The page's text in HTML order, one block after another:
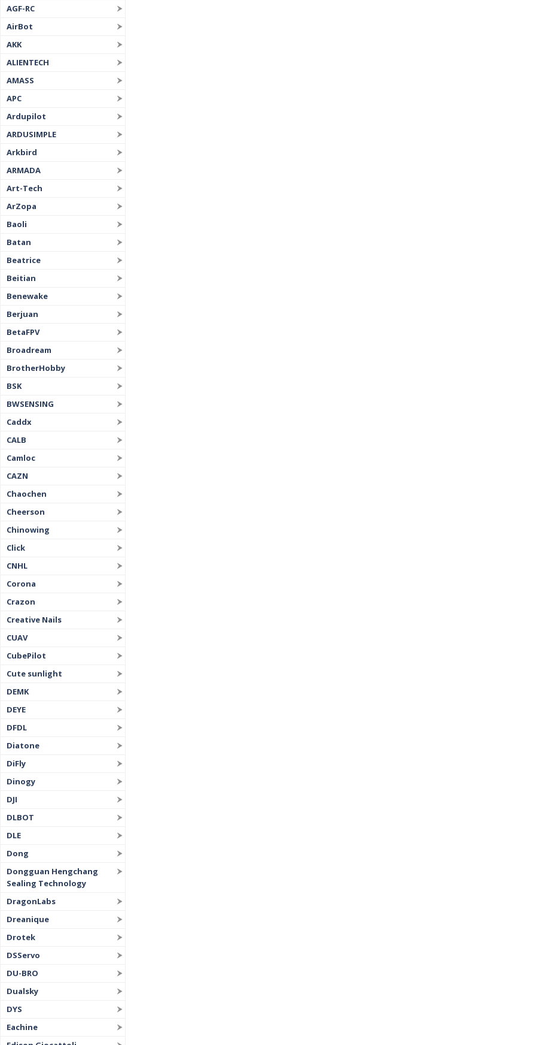
AGF-RC
AirBot
AKK
ALIENTECH
AMASS
APC
Ardupilot
ARDUSIMPLE
Arkbird
ARMADA
Art-Tech
ArZopa
Baoli
Batan
Beatrice
Beitian
Benewake
Berjuan
BetaFPV
Broadream
BrotherHobby
BSK
BWSENSING
Caddx
CALB
Camloc
CAZN
Chaochen
Cheerson
Chinowing
Click
CNHL
Corona
Crazon
Creative Nails
CUAV
CubePilot
Cute sunlight
DEMK
DEYE
DFDL
Diatone
DiFly
Dinogy
DJI
DLBOT
DLE
Dong
Dongguan Hengchang
Sealing Technology
DragonLabs
Dreanique
Drotek
DSServo
DU-BRO
Dualsky
DYS
Eachine